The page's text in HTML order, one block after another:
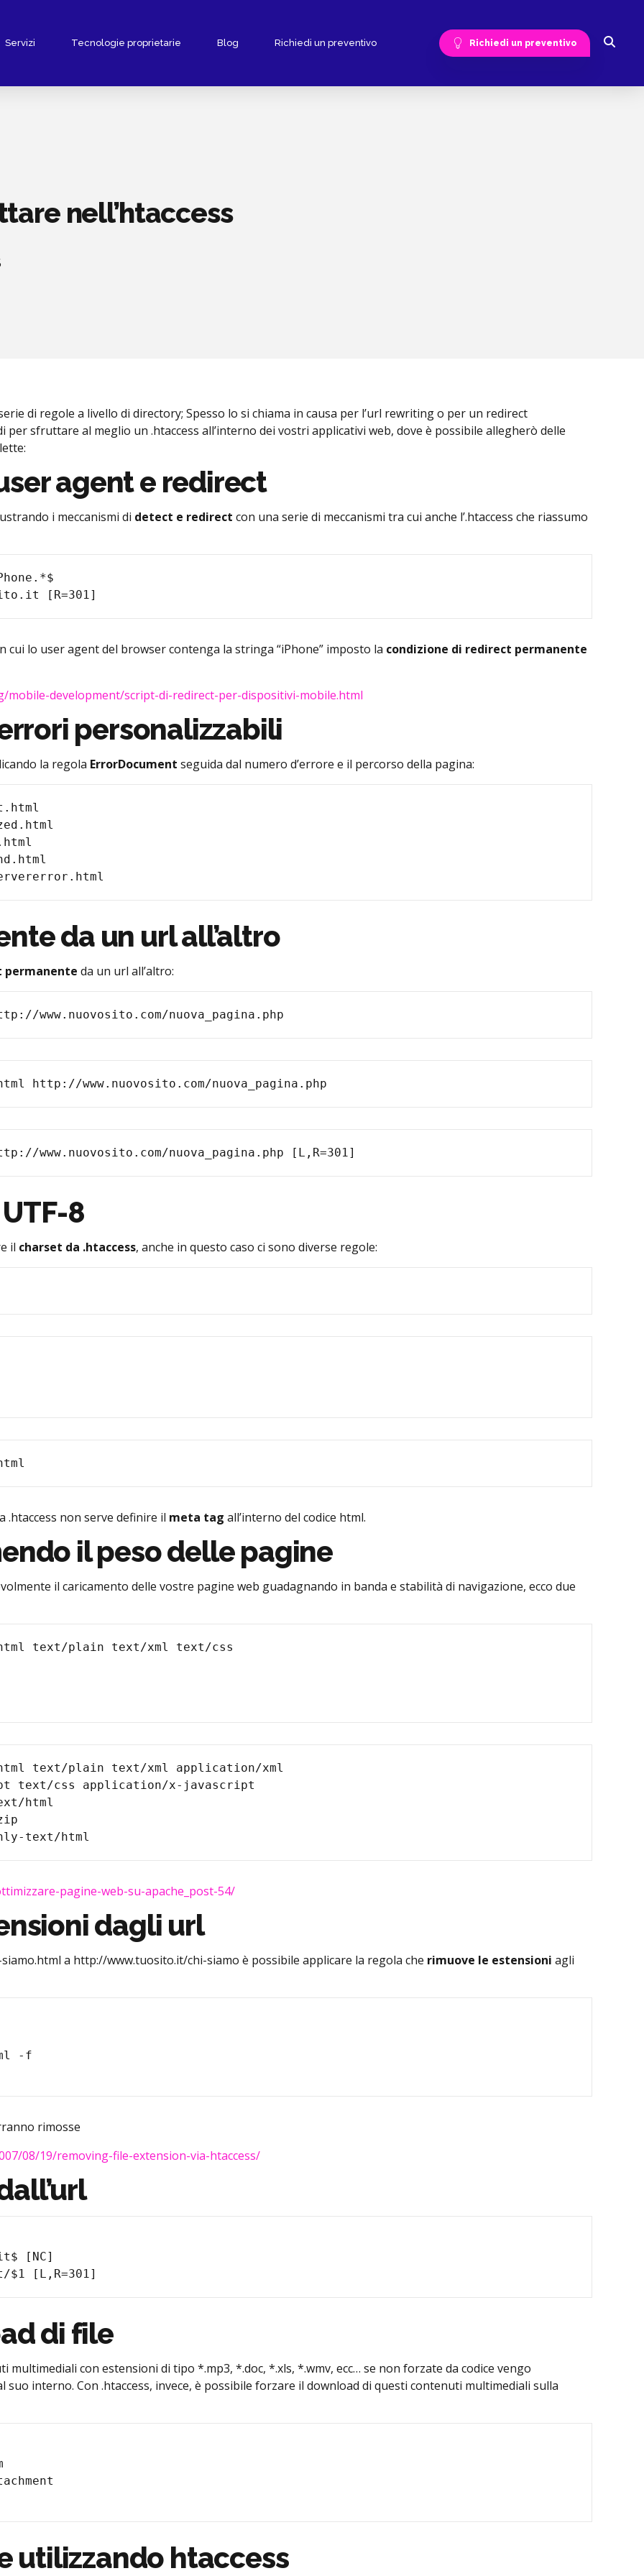
Richiedi un preventivo
Servizi Tecnologie proprietarie Blog Richiedi un preventivo
nell’htaccess
di regole a livello di directory; Spesso lo si chiama in causa per l’url rewriting o per un redirect
sfruttare al meglio un .htaccess all’interno dei vostri applicativi web, dove è possibile allegherò delle
agent e redirect
i meccanismi di detect e redirect con una serie di meccanismi tra cui anche l’.htaccess che riassumo
cui lo user agent del browser contenga la stringa “iPhone” imposto la condizione di redirect permanente
mobile-development/script-di-redirect-per-dispositivi-mobile.html
personalizzabili
la regola ErrorDocument seguida dal numero d’errore e il percorso della pagina:
da un url all’altro
permanente da un url all’altro:
www.nuovosito.com/nuova_pagina.php
http://www.nuovosito.com/nuova_pagina.php
www.nuovosito.com/nuova_pagina.php [L,R=301]
8
il charset da .htaccess, anche in questo caso ci sono diverse regole:
.htaccess non serve definire il meta tag all’interno del codice html.
il peso delle pagine
il caricamento delle vostre pagine web guadagnando in banda e stabilità di navigazione, ecco due
html text/plain text/xml application/xml
text/css application/x-javascript
html
pagine-web-su-apache_post-54/
dagli url
a http://www.tuosito.it/chi-siamo è possibile applicare la regola che rimuove le estensioni agli
-f
rimosse
08/19/removing-file-extension-via-htaccess/
[NC]
di file
con estensioni di tipo *.mp3, *.doc, *.xls, *.wmv, ecc… se non forzate da codice vengo
interno. Con .htaccess, invece, è possibile forzare il download di questi contenuti multimediali sulla
utilizzando htaccess